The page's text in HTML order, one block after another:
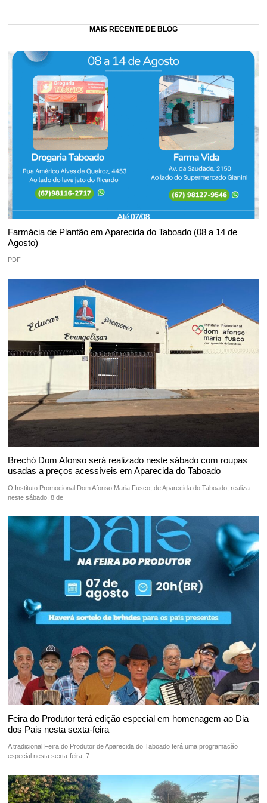
MAIS RECENTE DE BLOG
Farmácia de Plantão em Aparecida do Taboado (08 a 14 de
Agosto)
PDF
Brechó Dom Afonso será realizado neste sábado com roupas
usadas a preços acessíveis em Aparecida do Taboado
O Instituto Promocional Dom Afonso Maria Fusco, de Aparecida do Taboado, realiza
neste sábado, 8 de
Feira do Produtor terá edição especial em homenagem ao Dia
dos Pais nesta sexta-feira
A tradicional Feira do Produtor de Aparecida do Taboado terá uma programação
especial nesta sexta-feira, 7